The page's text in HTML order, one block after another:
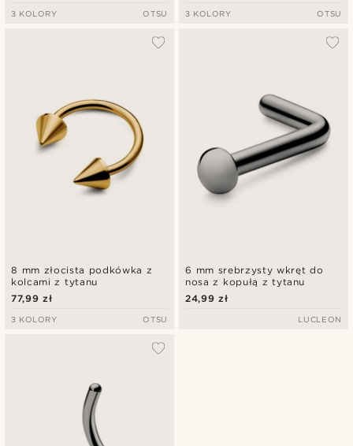
3 KOLORY OTSU 3 KOLORY OTSU
8 mm złocista podkówka z
kolcami z tytanu
77,99 zł
3 KOLORY OTSU
6 mm srebrzysty wkręt do
nosa z kopułą z tytanu
24,99 zł
LUCLEON